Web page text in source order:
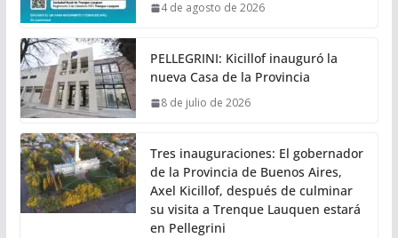
4 de agosto de 2026
PELLEGRINI: Kicillof inauguró la
nueva Casa de la Provincia
8 de julio de 2026
Tres inauguraciones: El gobernador
de la Provincia de Buenos Aires,
Axel Kicillof, después de culminar
su visita a Trenque Lauquen estará
en Pellegrini